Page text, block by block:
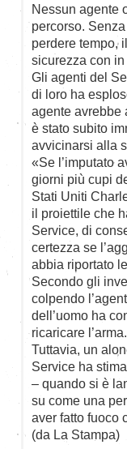
Nessun agente
percorso. Senza
perdere tempo,
sicurezza con
Gli agenti del
di loro ha
agente avrebbe
è stato subito
avvicinarsi alla
«Se l’imputato
giorni più cupi
Stati Uniti
il proiettile che
Service, di
certezza se
abbia riportato
Secondo gli
colpendo
dell’uomo ha
ricaricare l’arma.
Tuttavia, un
Service ha
– quando si è
su come una
aver fatto fuoco
(da La Stampa)